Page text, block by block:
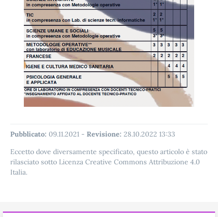
Pubblicato: 09.11.2021 - Revisione: 28.10.2022 13:33
Eccetto dove diversamente specificato, questo articolo è stato
rilasciato sotto Licenza Creative Commons Attribuzione 4.0
Italia.